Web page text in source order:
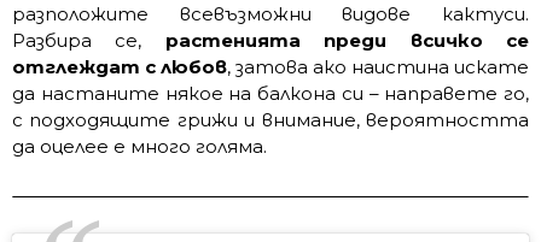
разположите всевъзможни видове кактуси.
Разбира се, растенията преди всичко се
отглеждат с любов, затова ако наистина искате
да настаните някое на балкона си – направете го,
с подходящите грижи и внимание, вероятността
да оцелее е много голяма.